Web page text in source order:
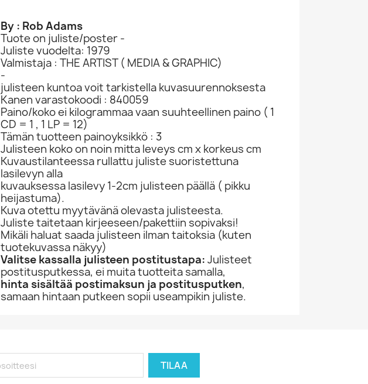
By : Rob Adams
Tuote on juliste/poster -
Juliste vuodelta: 1979
Valmistaja : THE ARTIST ( MEDIA & GRAPHIC)
-
julisteen kuntoa voit tarkistella kuvasuurennoksesta
Kanen varastokoodi : 840059
Paino/koko ei kilogrammaa vaan suuhteellinen paino ( 1
CD = 1 , 1 LP = 12)
Tämän tuotteen painoyksikkö : 3
Julisteen koko on noin mitta leveys cm x korkeus cm
Kuvaustilanteessa rullattu juliste suoristettuna
lasilevyn alla
kuvauksessa lasilevy 1-2cm julisteen päällä ( pikku
heijastuma).
Kuva otettu myytävänä olevasta julisteesta.
Juliste taitetaan kirjeeseen/pakettiin sopivaksi!
Mikäli haluat saada julisteen ilman taitoksia (kuten
tuotekuvassa näkyy)
Valitse kassalla julisteen postitustapa: Julisteet
postitusputkessa, ei muita tuotteita samalla,
hinta sisältää postimaksun ja postitusputken,
samaan hintaan putkeen sopii useampikin juliste.